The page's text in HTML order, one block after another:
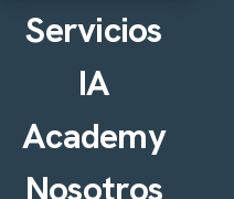
Servicios
IA
Academy
Nosotros